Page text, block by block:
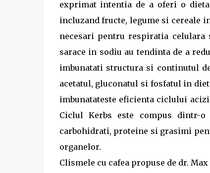
exprimat intentia de a oferi o
incluzand fructe, legume si cereale
necesari pentru respiratia
sarace in sodiu au tendinta de a
imbunatati structura si continutul
acetatul, gluconatul si fosfatul in
imbunatateste eficienta ciclului
Ciclul Kerbs este compus dintr-
carbohidrati, proteine si grasimi
organelor.
Clismele cu cafea propuse de dr.